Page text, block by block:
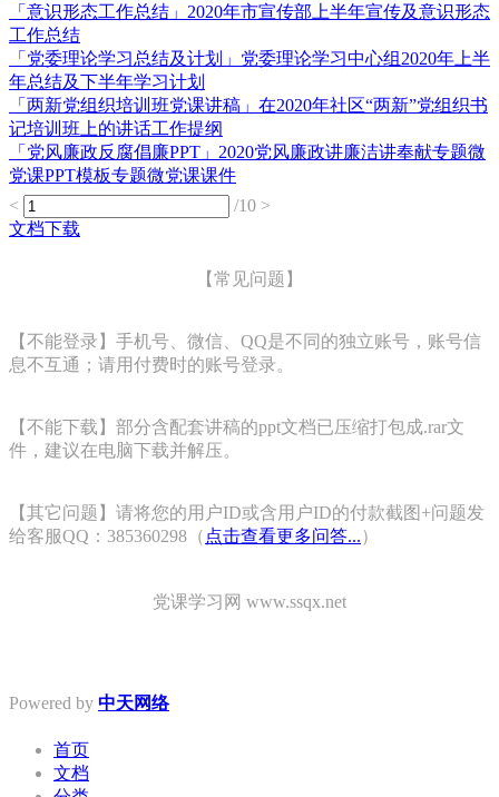
「意识形态工作总结」2020年市宣传部上半年宣传及意识形态
工作总结
「党委理论学习总结及计划」党委理论学习中心组2020年上半
年总结及下半年学习计划
「两新党组织培训班党课讲稿」在2020年社区“两新”党组织书
记培训班上的讲话工作提纲
「党风廉政反腐倡廉PPT」2020党风廉政讲廉洁讲奉献专题微
党课PPT模板专题微党课课件
<
/10 >
文档下载
【常见问题】
【不能登录】手机号、微信、QQ是不同的独立账号，账号信
息不互通；请用付费时的账号登录。
【不能下载】部分含配套讲稿的ppt文档已压缩打包成.rar文
件，建议在电脑下载并解压。
【其它问题】请将您的用户ID或含用户ID的付款截图+问题发
给客服QQ：385360298（ 点击查看更多问答...）
党课学习网 www.ssqx.net
Powered by 中天网络
首页
文档